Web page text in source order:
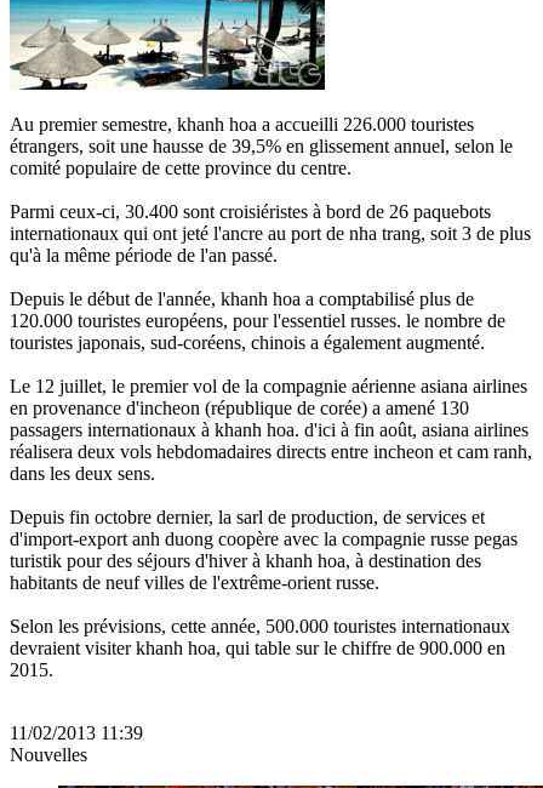
Au premier semestre, khanh hoa a accueilli 226.000 touristes
étrangers, soit une hausse de 39,5% en glissement annuel, selon le
comité populaire de cette province du centre.
Parmi ceux-ci, 30.400 sont croisiéristes à bord de 26 paquebots
internationaux qui ont jeté l'ancre au port de nha trang, soit 3 de plus
qu'à la même période de l'an passé.
Depuis le début de l'année, khanh hoa a comptabilisé plus de
120.000 touristes européens, pour l'essentiel russes. le nombre de
touristes japonais, sud-coréens, chinois a également augmenté.
Le 12 juillet, le premier vol de la compagnie aérienne asiana airlines
en provenance d'incheon (république de corée) a amené 130
passagers internationaux à khanh hoa. d'ici à fin août, asiana airlines
réalisera deux vols hebdomadaires directs entre incheon et cam ranh,
dans les deux sens.
Depuis fin octobre dernier, la sarl de production, de services et
d'import-export anh duong coopère avec la compagnie russe pegas
turistik pour des séjours d'hiver à khanh hoa, à destination des
habitants de neuf villes de l'extrême-orient russe.
Selon les prévisions, cette année, 500.000 touristes internationaux
devraient visiter khanh hoa, qui table sur le chiffre de 900.000 en
2015.
11/02/2013 11:39
Nouvelles